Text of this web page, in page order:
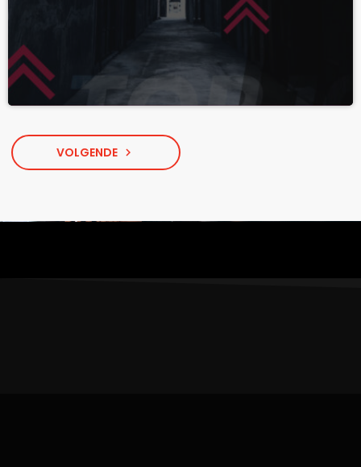
VOLGENDE navigate_next